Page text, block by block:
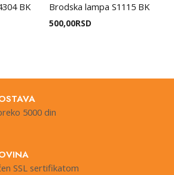
BK Brodska lampa S1115 BK
500,00RSD
5000 din
SSL sertifikatom